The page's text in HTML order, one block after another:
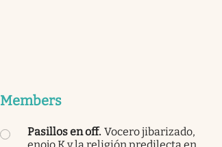
Members
Pasillos en off. Vocero jibarizado,
enojo K y la religión predilecta en